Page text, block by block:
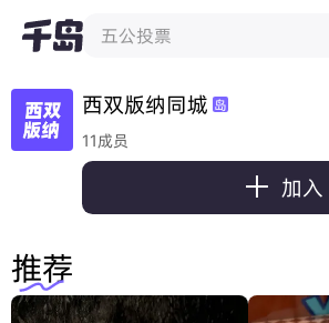
五公投票
西双版纳同城 岛
11成员
 加入
推荐